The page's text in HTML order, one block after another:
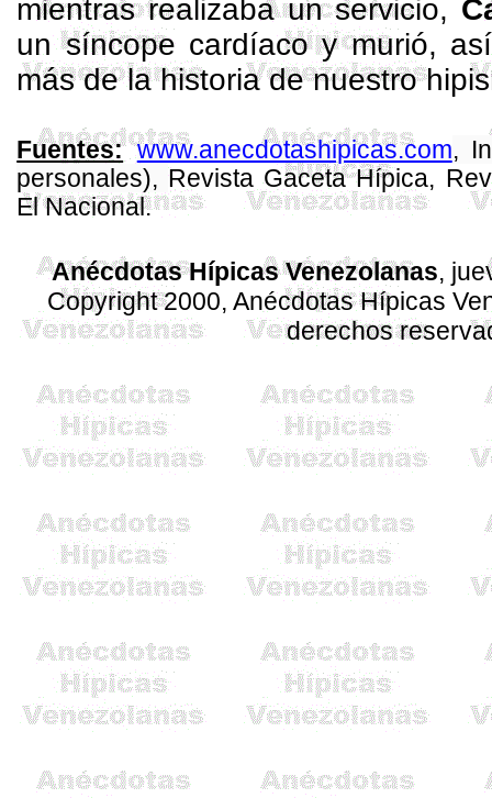
mientras realizaba un servicio,
unsíncopecardíaco y murió,
más de la historia de nuestro
Fuentes: www.anecdotashipicas.com,
personales),Revista Gaceta Hípica,
El Nacional.
Anécdotas Hípicas Venezolanas,
Copyright 2000, Anécdotas Hípicas
derechos